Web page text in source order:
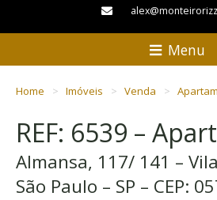
Menu
Home Imóveis Venda
REF: 6539 –
Almansa, 117/ 141 –
São Paulo – SP – CEP: